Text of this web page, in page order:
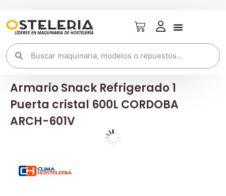
Armario Snack Refrigerado 1
Puerta cristal 600L CORDOBA
ARCH-601V